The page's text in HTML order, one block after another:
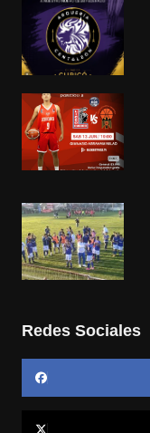
Redes Sociales